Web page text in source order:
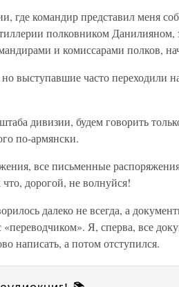
где командир представил меня
полковником Данилияном,
и комиссарами полков,
выступавшие часто переходили
дивизии, будем говорить
по-армянски.
все письменные
что, дорогой, не волнуйся!
далеко не всегда, а
«переводчиком». Я, сперва, все
написать, а потом отступился.